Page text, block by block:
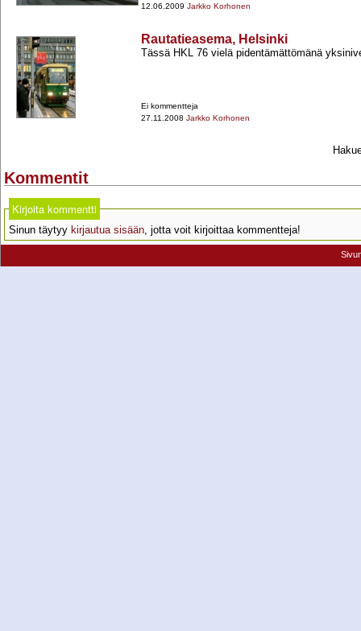
12.06.2009 Jarkko Korhonen
Rautatieasema, Helsinki
Tässä HKL 76 vielä pidentämättömänä
Ei kommentteja
27.11.2008 Jarkko Korhonen
Kommentit
Kirjoita kommentti
Sinun täytyy kirjautua sisään, jotta voit kirjoittaa kommentteja!